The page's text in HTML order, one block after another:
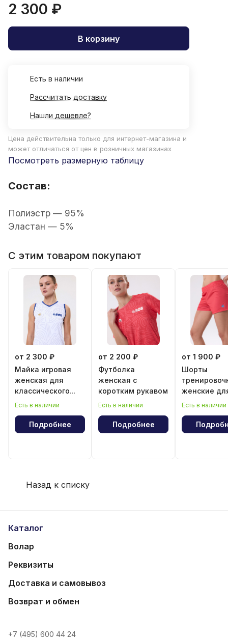
2 300 ₽
В корзину
Есть в наличии
Рассчитать доставку
Нашли дешевле?
Цена действительна только для интернет-магазина и
может отличаться от цен в розничных магазинах
Посмотреть размерную таблицу
Состав:
Полиэстр — 95%
Эластан — 5%
С этим товаром покупают
от 2 300 ₽
Майка игровая
женская для
классического
волейбола
Есть в наличии
Подробнее
от 2 200 ₽
Футболка
женская с
коротким рукавом
Есть в наличии
Подробнее
от 1 900 ₽
Шорты
женские
Есть в наличии
Назад к списку
Каталог
Волар
Реквизиты
Доставка и самовывоз
Возврат и обмен
+7 (495) 600 44 24